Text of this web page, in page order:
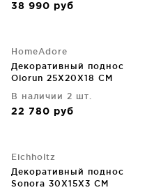
38 990 руб
HomeAdore
Декоративный поднос
Olorun 25X20X18 CM
В наличии 2 шт.
22 780 руб
Eichholtz
Декоративный поднос
Sonora 30X15X3 CM